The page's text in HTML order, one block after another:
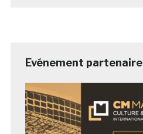
Evénement partenaire